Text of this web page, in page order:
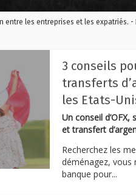
entre les entreprises et les expatriés. -
3 conseils
transferts
les Etats-
Un conseil d’OFX,
et transfert
Recherchez les
déménagez, vous
banque pour...